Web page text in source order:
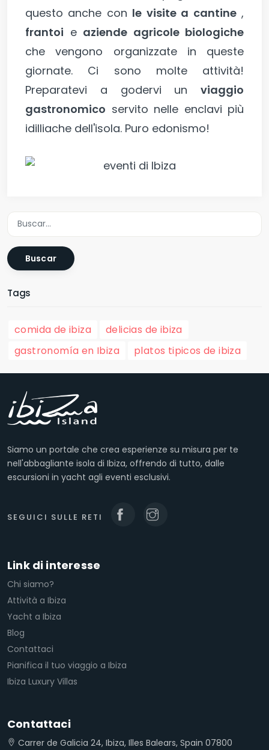
questo anche con le visite a cantine,
frantoi e aziende agricole biologiche
che vengono organizzate in queste
giornate. Ci sono molte attività!
Preparatevi a godervi un viaggio
gastronomico servito nelle enclavi più
idilliache dell'isola. Puro edonismo!
Buscar
Tags
comida de ibiza
delicias de ibiza
gastronomía en Ibiza
platos tipicos de ibiza
Siamo un portale che crea esperienze su misura per te
nell'abbagliante isola di Ibiza, offrendo di tutto, dalle
escursioni in yacht agli eventi esclusivi.
SEGUICI SULLE RETI
Link di interesse
Chi siamo?
Attività a Ibiza
Yacht a Ibiza
Blog
Contattaci
Pianifica il tuo viaggio a Ibiza
Ibiza Luxury Villas
Contattaci
Carrer de Galicia 24, Ibiza, Illes Balears, Spain 07800